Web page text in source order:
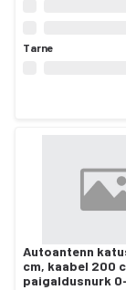
Tarne
Autoantenn
cm, kaabel 200
paigaldusnurk